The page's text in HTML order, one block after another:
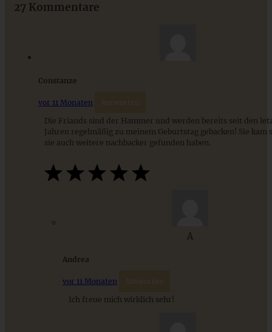
27 Kommentare
Constanze
vor 11 Monaten Antworten
Die Friands sind der Hammer und werden bereits seit den
Jahren regelmäßig zu meinem Geburtstag gebacken! Sie kam
sie auch weitere nachbacker gefunden haben.
A
Andrea
vor 11 Monaten Antworten
Ich freue mich wirklich sehr!